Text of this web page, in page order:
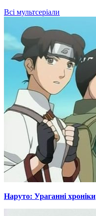
Всі мультсеріали
Наруто: Ураганні хроніки